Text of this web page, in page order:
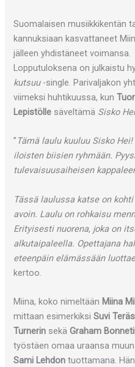
Suomalaisen musiikkikentän
kannuksiaan kasvattaneet
jälleen yhdistäneet voimansa.
Lopputuloksena on julkaistu
kutsuu-single. Parivaljakon
viimeksi huhtikuussa, kun
Lepistölle säveltämä Sisko
” Tämä laulu kuuluu Sisko
iloisten biisien ryhmään.
tulevaisuusaiheisen
Tässä laulussa katse on
avoin. Laulu on rohkaisu
Erityisesti nuorena, joka on
alkutaipaleella. Opettajana
eteenpäin elämässään
kertoo.
Miina, koko nimeltään Miina
mittaan esimerkiksi Suvi
Turnerin sekäGraham
työstäen omaa uraansa
Sami Lehdon tuottamana.